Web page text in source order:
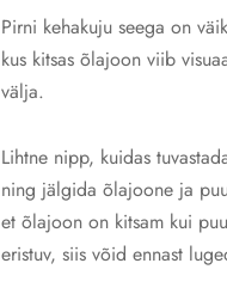
Pirni kehakuju seega on
kus kitsas õlajoon viib
välja.
Lihtne nipp, kuidas
ning jälgida õlajoone ja
et õlajoon on kitsam kui
eristuv, siis võid ennast